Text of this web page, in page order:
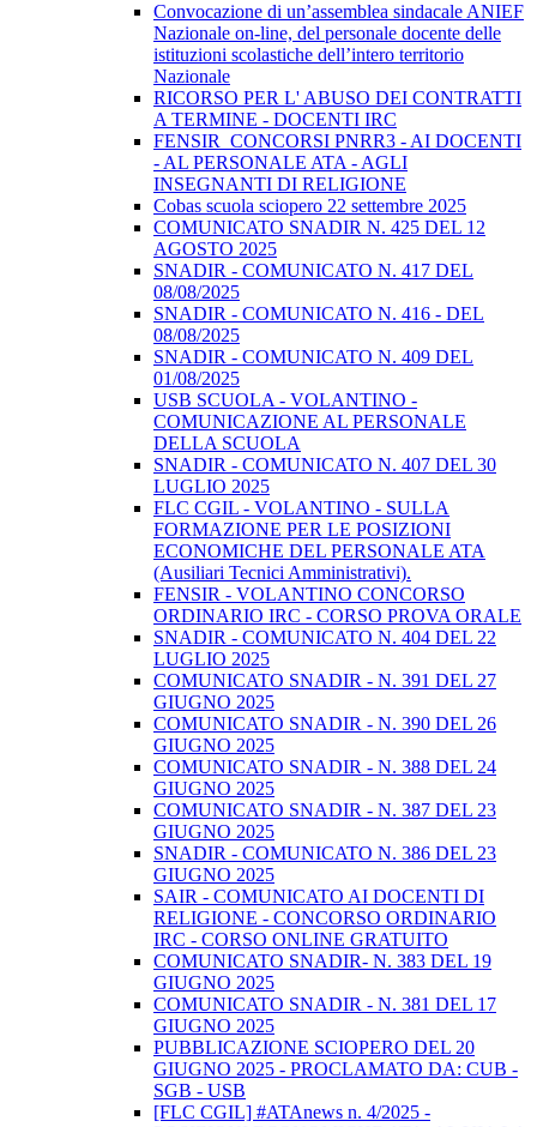
Convocazione di un’assemblea sindacale ANIEF
Nazionale on-line, del personale docente delle
istituzioni scolastiche dell’intero territorio
Nazionale
RICORSO PER L' ABUSO DEI CONTRATTI
A TERMINE - DOCENTI IRC
FENSIR_CONCORSI PNRR3 - AI DOCENTI
- AL PERSONALE ATA - AGLI
INSEGNANTI DI RELIGIONE
Cobas scuola sciopero 22 settembre 2025
COMUNICATO SNADIR N. 425 DEL 12
AGOSTO 2025
SNADIR - COMUNICATO N. 417 DEL
08/08/2025
SNADIR - COMUNICATO N. 416 - DEL
08/08/2025
SNADIR - COMUNICATO N. 409 DEL
01/08/2025
USB SCUOLA - VOLANTINO -
COMUNICAZIONE AL PERSONALE
DELLA SCUOLA
SNADIR - COMUNICATO N. 407 DEL 30
LUGLIO 2025
FLC CGIL - VOLANTINO - SULLA
FORMAZIONE PER LE POSIZIONI
ECONOMICHE DEL PERSONALE ATA
(Ausiliari Tecnici Amministrativi).
FENSIR - VOLANTINO CONCORSO
ORDINARIO IRC - CORSO PROVA ORALE
SNADIR - COMUNICATO N. 404 DEL 22
LUGLIO 2025
COMUNICATO SNADIR - N. 391 DEL 27
GIUGNO 2025
COMUNICATO SNADIR - N. 390 DEL 26
GIUGNO 2025
COMUNICATO SNADIR - N. 388 DEL 24
GIUGNO 2025
COMUNICATO SNADIR - N. 387 DEL 23
GIUGNO 2025
SNADIR - COMUNICATO N. 386 DEL 23
GIUGNO 2025
SAIR - COMUNICATO AI DOCENTI DI
RELIGIONE - CONCORSO ORDINARIO
IRC - CORSO ONLINE GRATUITO
COMUNICATO SNADIR- N. 383 DEL 19
GIUGNO 2025
COMUNICATO SNADIR - N. 381 DEL 17
GIUGNO 2025
PUBBLICAZIONE SCIOPERO DEL 20
GIUGNO 2025 - PROCLAMATO DA: CUB -
SGB - USB
[FLC CGIL] #ATAnews n. 4/2025 -